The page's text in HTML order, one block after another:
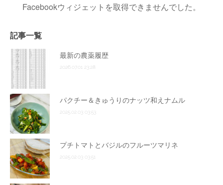
Facebookウィジェットを取得できませんでした。
記事一覧
最新の農薬履歴
2026.07.01 23:28
パクチー＆きゅうりのナッツ和えナムル
2025.02.03 03:53
プチトマトとバジルのフルーツマリネ
2025.02.03 03:51